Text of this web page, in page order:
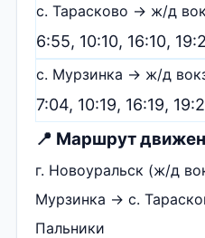
с. Тарасково → ж/д
6:55, 10:10, 16:10,
с. Мурзинка → ж/д
7:04, 10:19, 16:19,
📍 Маршрут
г. Новоуральск (ж/д
Мурзинка → с.
Пальники